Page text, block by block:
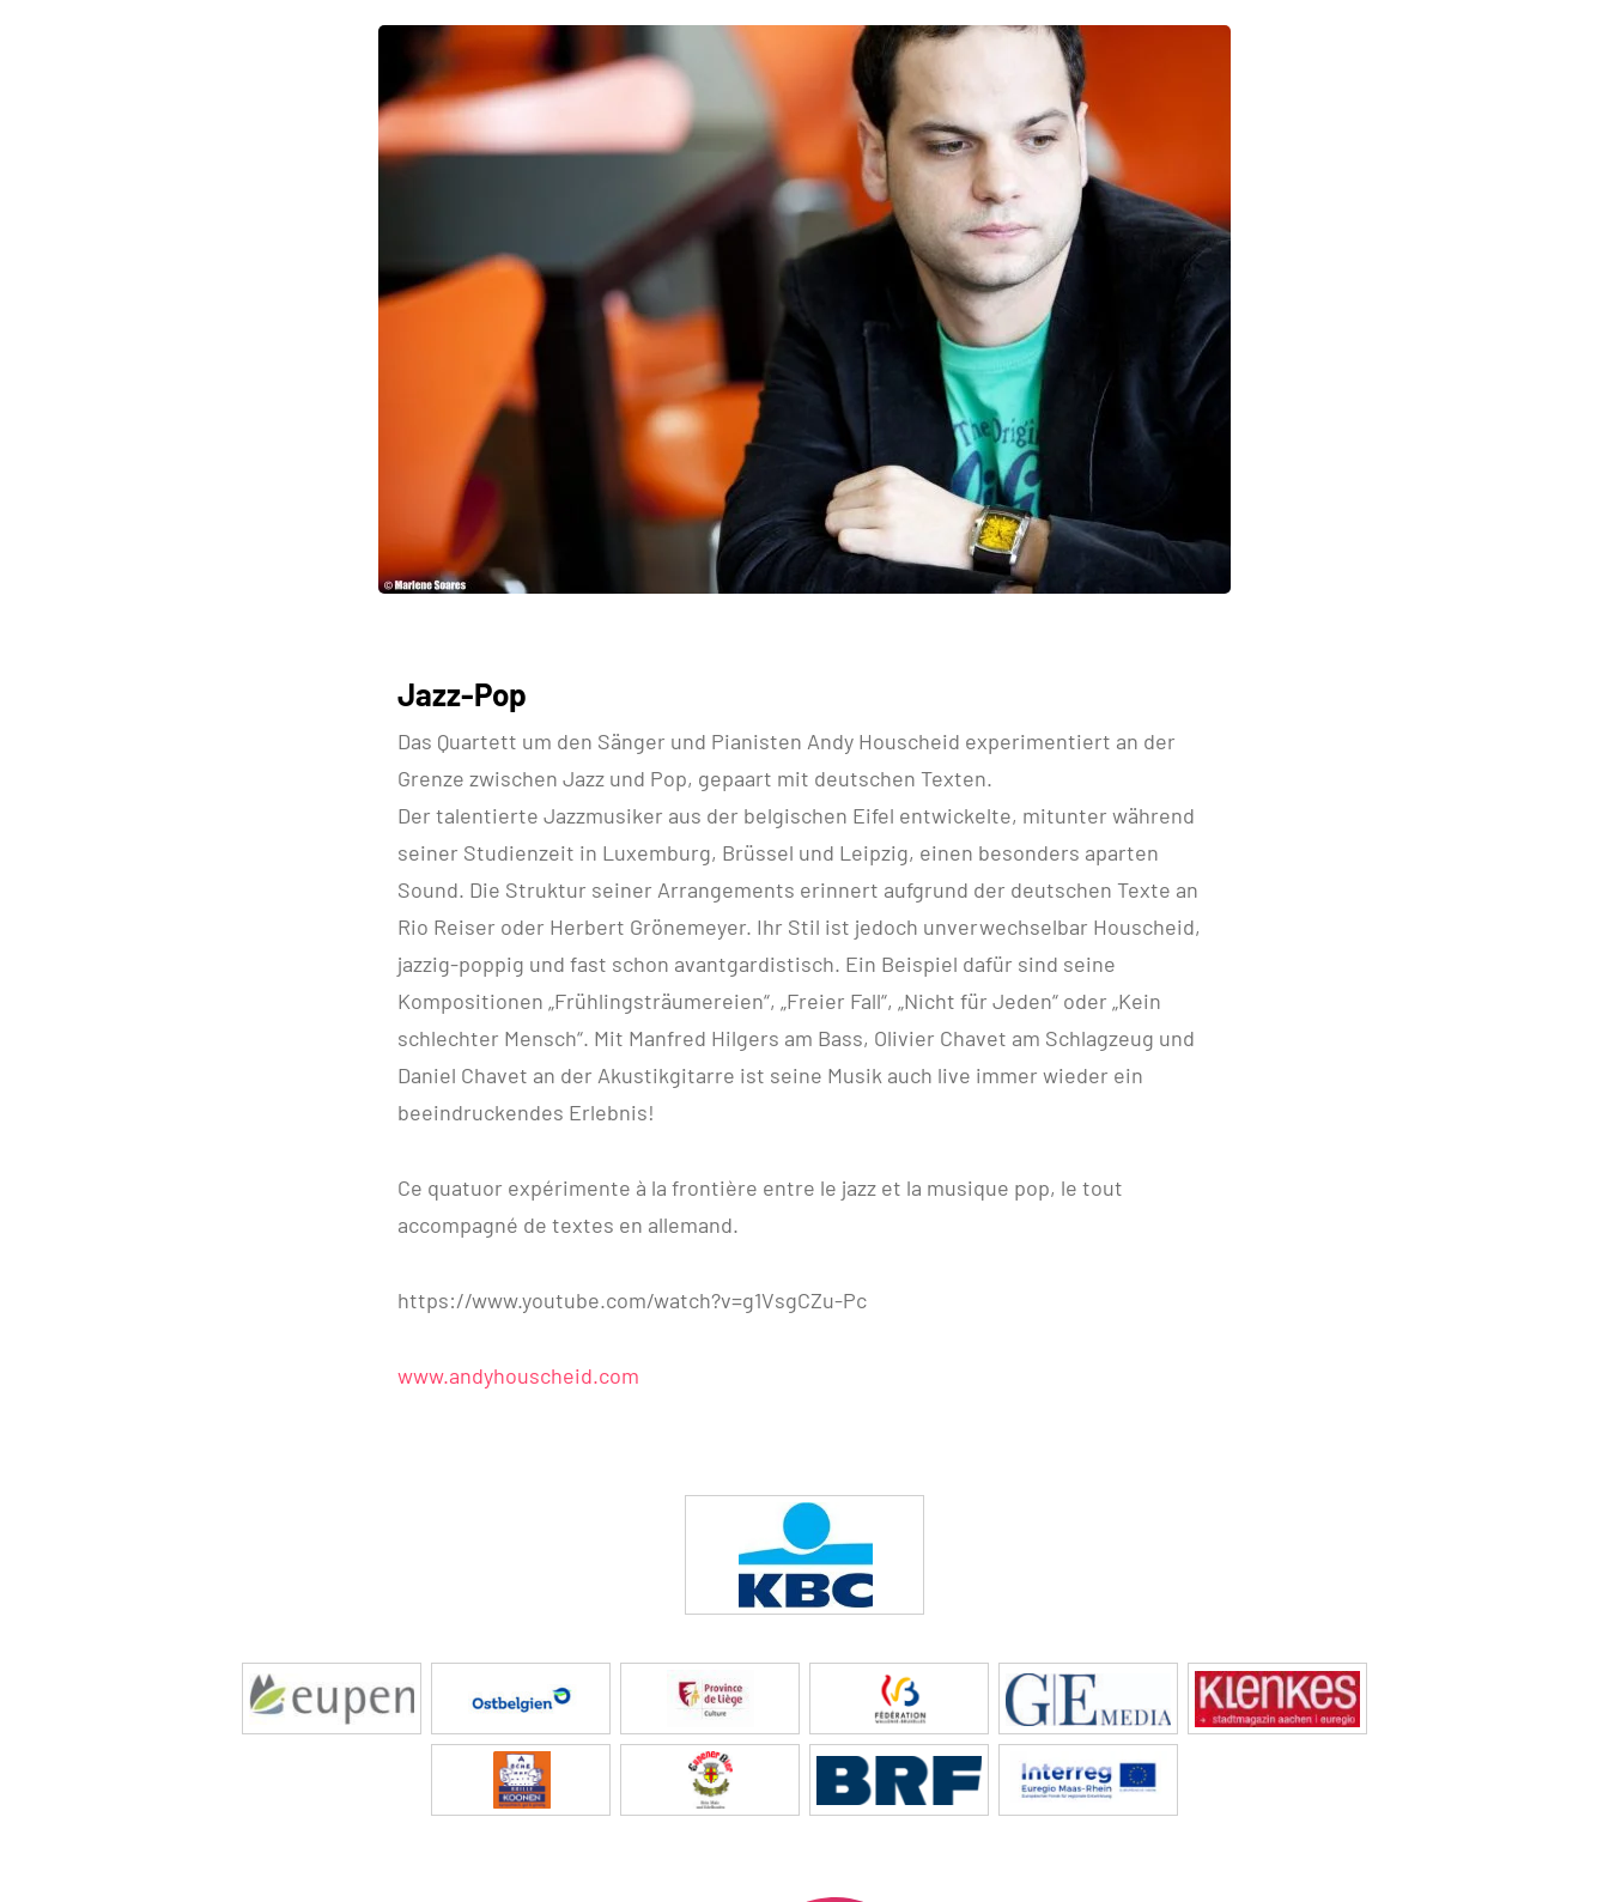
Jazz-Pop
Das Quartett um den Sänger und Pianisten Andy Houscheid experimentiert an der
Grenze zwischen Jazz und Pop, gepaart mit deutschen Texten.
Der talentierte Jazzmusiker aus der belgischen Eifel entwickelte, mitunter während
seiner Studienzeit in Luxemburg, Brüssel und Leipzig, einen besonders aparten
Sound. Die Struktur seiner Arrangements erinnert aufgrund der deutschen Texte an
Rio Reiser oder Herbert Grönemeyer. Ihr Stil ist jedoch unverwechselbar Houscheid,
jazzig-poppig und fast schon avantgardistisch. Ein Beispiel dafür sind seine
Kompositionen „Frühlingsträumereien“, „Freier Fall“, „Nicht für Jeden“ oder „Kein
schlechter Mensch“. Mit Manfred Hilgers am Bass, Olivier Chavet am Schlagzeug und
Daniel Chavet an der Akustikgitarre ist seine Musik auch live immer wieder ein
beeindruckendes Erlebnis!
Ce quatuor expérimente à la frontière entre le jazz et la musique pop, le tout
accompagné de textes en allemand.
https://www.youtube.com/watch?v=g1VsgCZu-Pc
www.andyhouscheid.com